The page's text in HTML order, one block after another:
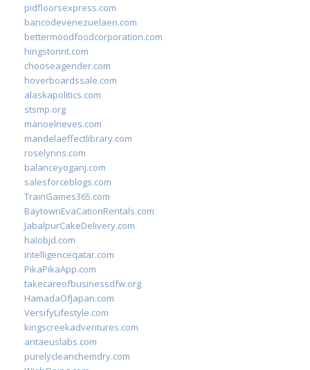
pidfloorsexpress.com
bancodevenezuelaen.com
bettermoodfoodcorporation.com
hingstonnt.com
chooseagender.com
hoverboardssale.com
alaskapolitics.com
stsmp.org
manoelneves.com
mandelaeffectlibrary.com
roselynns.com
balanceyoganj.com
salesforceblogs.com
TrainGames365.com
BaytownEvaCationRentals.com
JabalpurCakeDelivery.com
halobjd.com
intelligenceqatar.com
PikaPikaApp.com
takecareofbusinessdfw.org
HamadaOfJapan.com
VersifyLifestyle.com
kingscreekadventures.com
antaeuslabs.com
purelycleanchemdry.com